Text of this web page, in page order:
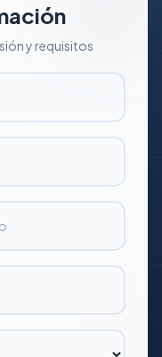
y requisitos